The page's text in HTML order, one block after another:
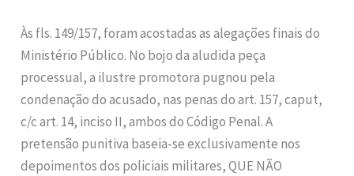
Às fls. 149/157, foram acostadas as alegações finais do
Ministério Público. No bojo da aludida peça
processual, a ilustre promotora pugnou pela
condenação do acusado, nas penas do art. 157, caput,
c/c art. 14, inciso II, ambos do Código Penal. A
pretensão punitiva baseia-se exclusivamente nos
depoimentos dos policiais militares, QUE NÃO